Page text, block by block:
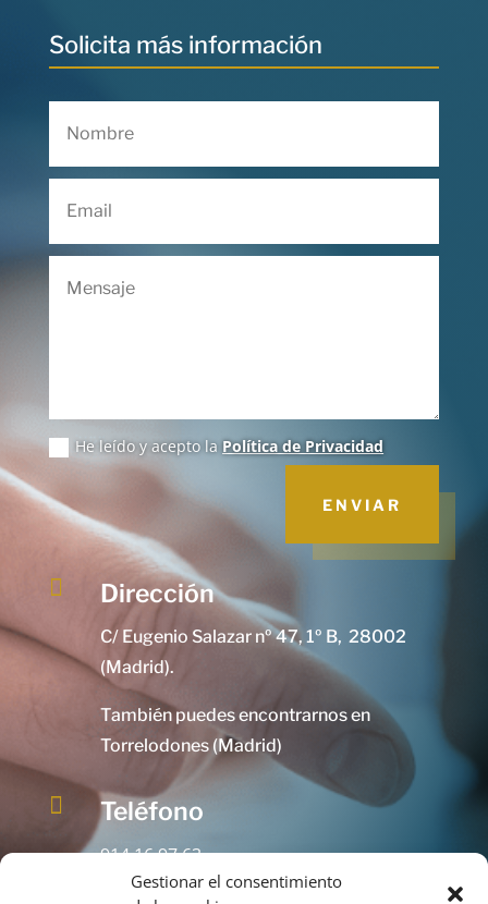
Gestionar el consentimiento
Solicita más información
He leído y acepto laPolítica de Privacidad
ENVIAR
 Dirección
C/ Eugenio Salazar nº 47, 1º B, 28002
(Madrid).
También puedes encontrarnos en
Torrelodones (Madrid)
 Teléfono
914 16 97 63